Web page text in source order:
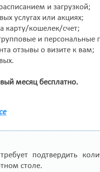
и загрузкой;
услугах или акциях;
карту/кошелек/счет;
и персональные
отзывы о визите к вам;
месяц бесплатно.
подтвердить
столе.